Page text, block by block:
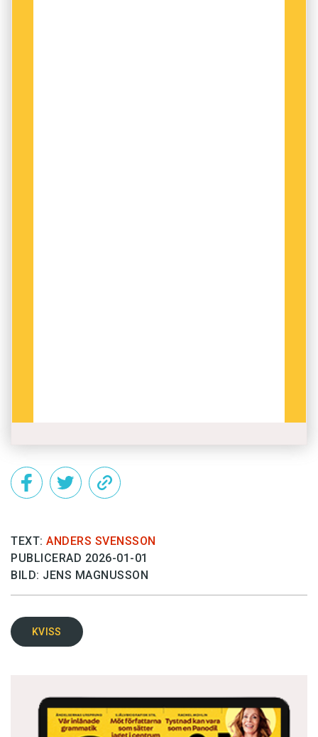
TEXT: ANDERS SVENSSON
PUBLICERAD 2026-01-01
BILD: JENS MAGNUSSON
KVISS